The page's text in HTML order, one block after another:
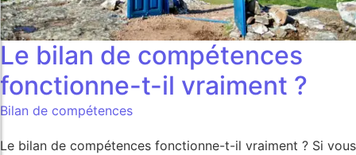
Le bilan de compétences
fonctionne-t-il vraiment ?
Bilan de compétences
Le bilan de compétences fonctionne-t-il vraiment ? Si vous